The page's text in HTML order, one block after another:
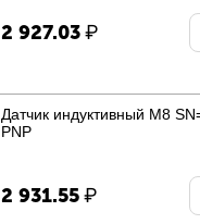
2 927.03₽
Датчик индуктивный M8
PNP
2 931.55₽